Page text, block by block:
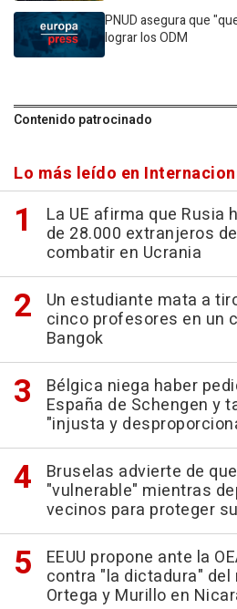
PNUD asegura que
lograr los ODM
Contenido patrocinado
Lo más leído en
La UE afirma que Rusia
de 28.000 extranjeros
combatir en Ucrania
Un estudiante mata a
cinco profesores en un
Bangok
Bélgica niega haber
España de Schengen y
"injusta y
Bruselas advierte de
"vulnerable" mientras
vecinos para proteger
EEUU propone ante la
contra "la dictadura"
Ortega y Murillo en